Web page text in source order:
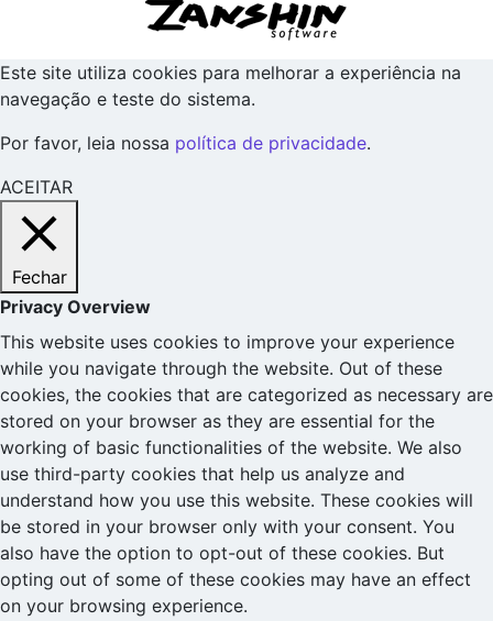
Este site utiliza cookies para melhorar a experiência na
navegação e teste do sistema.
Por favor, leia nossa política de privacidade.
ACEITAR
Fechar
Privacy Overview
This website uses cookies to improve your experience
while you navigate through the website. Out of these
cookies, the cookies that are categorized as necessary are
stored on your browser as they are essential for the
working of basic functionalities of the website. We also
use third-party cookies that help us analyze and
understand how you use this website. These cookies will
be stored in your browser only with your consent. You
also have the option to opt-out of these cookies. But
opting out of some of these cookies may have an effect
on your browsing experience.